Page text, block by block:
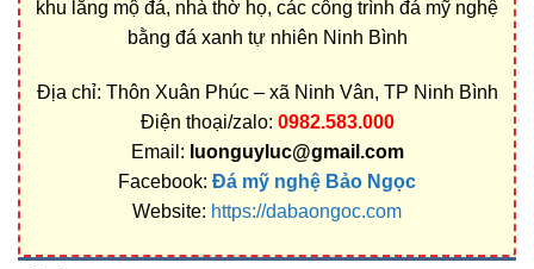
khu lăng mộ đá, nhà thờ họ, các công trình đá mỹ nghệ
bằng đá xanh tự nhiên Ninh Bình
Địa chỉ: Thôn Xuân Phúc – xã Ninh Vân, TP Ninh Bình
Điện thoại/zalo: 0982.583.000
Email: luonguyluc@gmail.com
Facebook: Đá mỹ nghệ Bảo Ngọc
Website: https://dabaongoc.com